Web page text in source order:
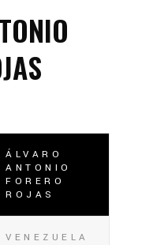
ÁLVARO
ANTONIO
FORERO
ROJAS
VENEZUELA